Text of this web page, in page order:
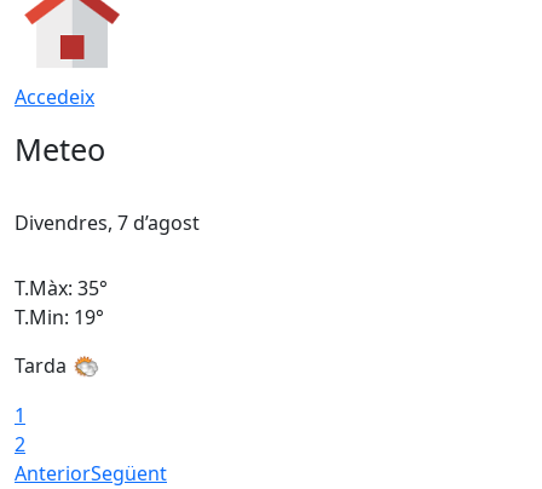
Accedeix
Meteo
Divendres, 7 d’agost
T.Màx: 35°
T.Min: 19°
Tarda
1
2
AnteriorSegüent